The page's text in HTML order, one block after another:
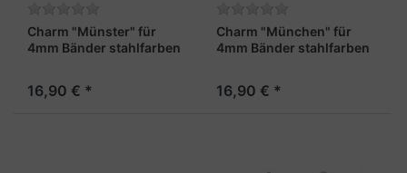
Charm "Münster" für
4mm Bänder stahlfarben
16,90 € *
Charm "München" für
4mm Bänder stahlfarben
16,90 € *